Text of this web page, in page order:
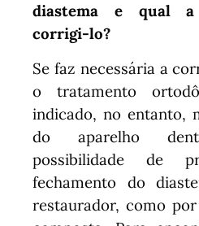
diastema e qual a
corrigi-lo?
Se faz necessária a
o tratamento
indicado, no entanto,
do aparelho
possibilidade de
fechamento do
restaurador, como